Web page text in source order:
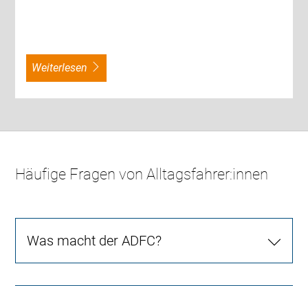
weiterlesen
Häufige Fragen von Alltagsfahrer:innen
Was macht der ADFC?